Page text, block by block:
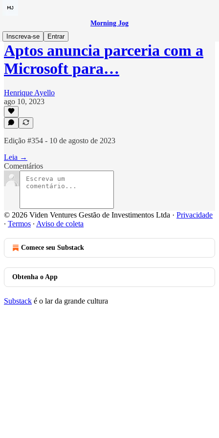
Morning Jog
Inscreva-se
Entrar
Aptos anuncia parceria com a
Microsoft para…
Henrique Ayello
ago 10, 2023
Edição #354 - 10 de agosto de 2023
Leia →
Comentários
© 2026 Viden Ventures Gestão de Investimentos Ltda · Privacidade
∙ Termos ∙ Aviso de coleta
Comece seu Substack
Obtenha o App
Substack é o lar da grande cultura